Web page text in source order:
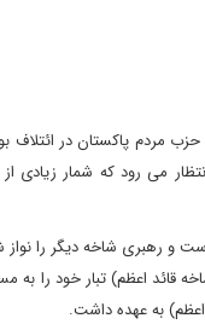
در بیشتر دوره پارلمان فعلی (در فاصله سال های ۲۰۰۸ تا ۲۰۱۳
می رود که شمار زیادی
اعظم است و رهبری شاخه دیگر را